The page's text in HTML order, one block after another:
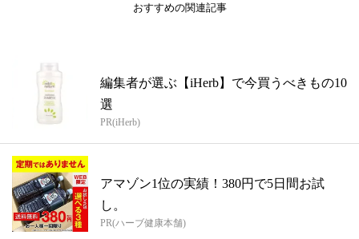
おすすめの関連記事
編集者が選ぶ【iHerb】で今買うべきもの10
選
PR(iHerb)
アマゾン1位の実績！380円で5日間お試
し。
PR(ハーブ健康本舗)